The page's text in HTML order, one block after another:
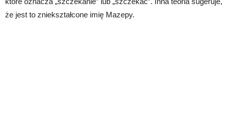
że jest to zniekształcone imię Mazepy.